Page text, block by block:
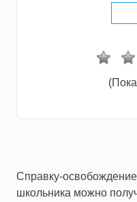
Справку-
школьника можно